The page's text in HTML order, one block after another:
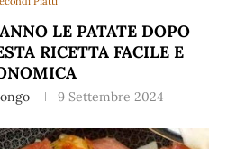
LE PATATE DOPO
RICETTA FACILE E
9 Settembre 2024